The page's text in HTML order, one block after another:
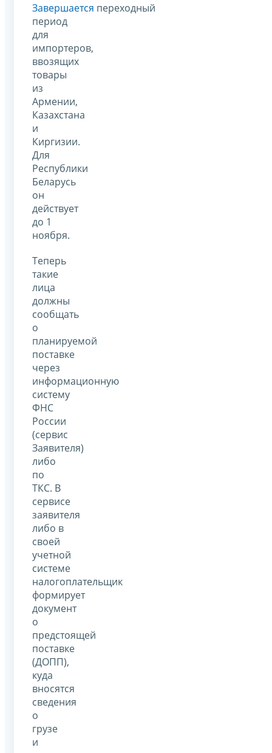
Завершается переходный
период
для
импортеров,
ввозящих
товары
из
Армении,
Казахстана
и
Киргизии.
Для
Республики
Беларусь
он
действует
до 1
ноября.
Теперь
такие
лица
должны
сообщать
о
планируемой
поставке
через
информационную
систему
ФНС
России
(сервис
Заявителя)
либо
по
ТКС. В
сервисе
заявителя
либо в
своей
учетной
системе
налогоплательщик
формирует
документ
о
предстоящей
поставке
(ДОПП),
куда
вносятся
сведения
о
грузе
и